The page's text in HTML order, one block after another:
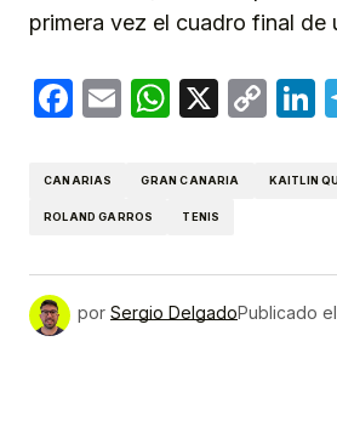
primera vez el cuadro final de
Facebook
Email X
CANARIAS GRAN CANARIA KAITLIN
ROLAND GARROS TENIS
por Sergio DelgadoPublicado el